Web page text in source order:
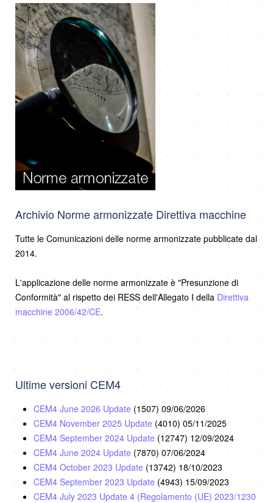
Archivio Norme armonizzate Direttiva macchine
Tutte le Comunicazioni delle norme armonizzate pubblicate dal
2014.
L'applicazione delle norme armonizzate è "Presunzione di
Conformità" al rispetto dei RESS dell'Allegato I della Direttiva
macchine 2006/42/CE.
Ultime versioni CEM4
CEM4 June 2026 Update (1507) 09/06/2026
CEM4 November 2025 Update (4010) 05/11/2025
CEM4 September 2024 Update (12747) 12/09/2024
CEM4 June 2024 Update (7870) 07/06/2024
CEM4 October 2023 Update (13742) 18/10/2023
CEM4 September 2023 Update (4943) 15/09/2023
CEM4 July 2023 Update 4 (Regolamento (UE) 2023/1230